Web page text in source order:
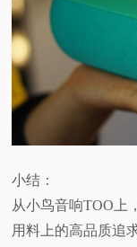
小结：
从小鸟音响TOO上
用料上的高品质追